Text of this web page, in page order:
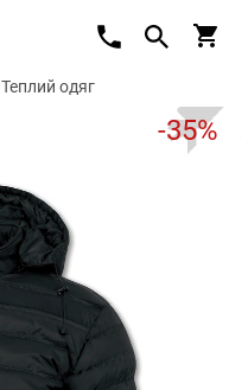
Теплий одяг
-35%